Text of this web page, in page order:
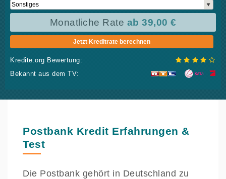
Monatliche Rate ab 39,00 €
Jetzt Kreditrate berechnen
Kredite.org Bewertung:
Bekannt aus dem TV:
Postbank Kredit Erfahrungen &
Test
Die Postbank gehört in Deutschland zu